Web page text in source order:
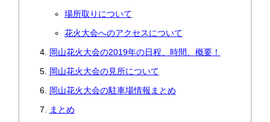
場所取りについて
花火大会へのアクセスについて
岡山花火大会の2019年の日程、時間、概要！
岡山花火大会の見所について
岡山花火大会の駐車場情報まとめ
まとめ